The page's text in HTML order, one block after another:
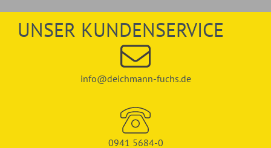
UNSER KUNDENSERVICE
info@deichmann-fuchs.de
0941 5684-0